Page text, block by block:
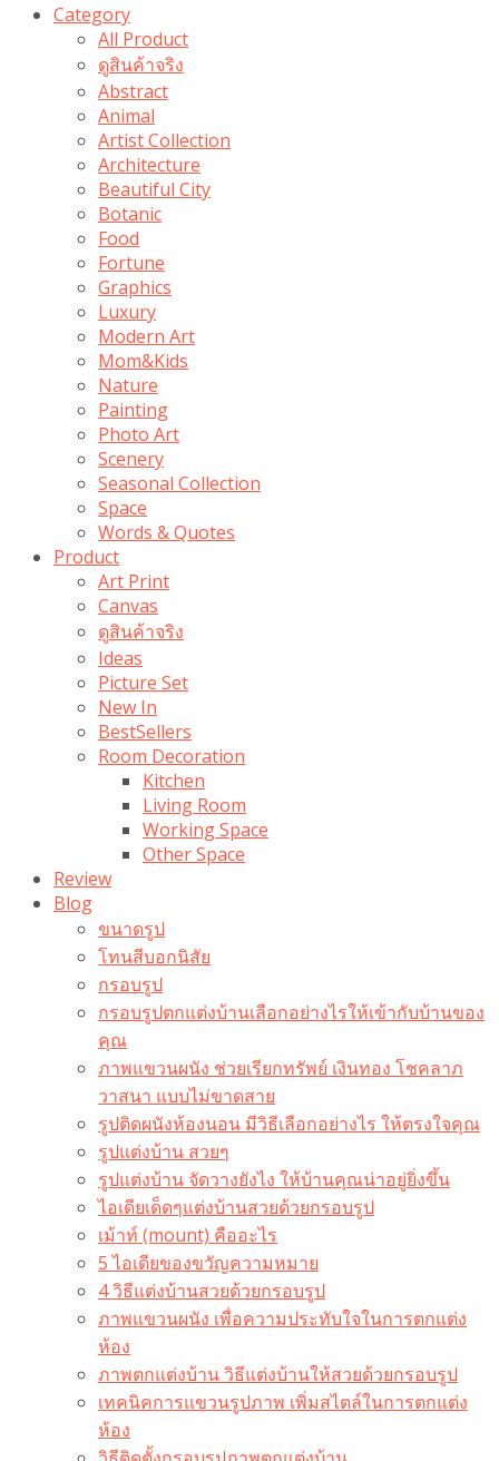
Category
All Product
ดูสินค้าจริง
Abstract
Animal
Artist Collection
Architecture
Beautiful City
Botanic
Food
Fortune
Graphics
Luxury
Modern Art
Mom&Kids
Nature
Painting
Photo Art
Scenery
Seasonal Collection
Space
Words & Quotes
Product
Art Print
Canvas
ดูสินค้าจริง
Ideas
Picture Set
New In
BestSellers
Room Decoration
Kitchen
Living Room
Working Space
Other Space
Review
Blog
ขนาดรูป
โทนสีบอกนิสัย
กรอบรูป
กรอบรูปตกแต่งบ้านเลือกอย่างไรให้เข้ากับบ้านของ
คุณ
ภาพแขวนผนัง ช่วยเรียกทรัพย์ เงินทอง โชคลาภ
วาสนา แบบไม่ขาดสาย
รูปติดผนังห้องนอน มีวิธีเลือกอย่างไร ให้ตรงใจคุณ
รูปแต่งบ้าน สวยๆ
รูปแต่งบ้าน จัดวางยังไง ให้บ้านคุณน่าอยู่ยิ่งขึ้น
ไอเดียเด็ดๆแต่งบ้านสวยด้วยกรอบรูป
เม้าท์ (mount) คืออะไร​
5 ไอเดียของขวัญความหมาย
4 วิธีแต่งบ้านสวยด้วยกรอบรูป
ภาพแขวนผนัง เพื่อความประทับใจในการตกแต่ง
ห้อง
ภาพตกแต่งบ้าน วิธีแต่งบ้านให้สวยด้วยกรอบรูป
เทคนิคการแขวนรูปภาพ เพิ่มสไตล์ในการตกแต่ง
ห้อง